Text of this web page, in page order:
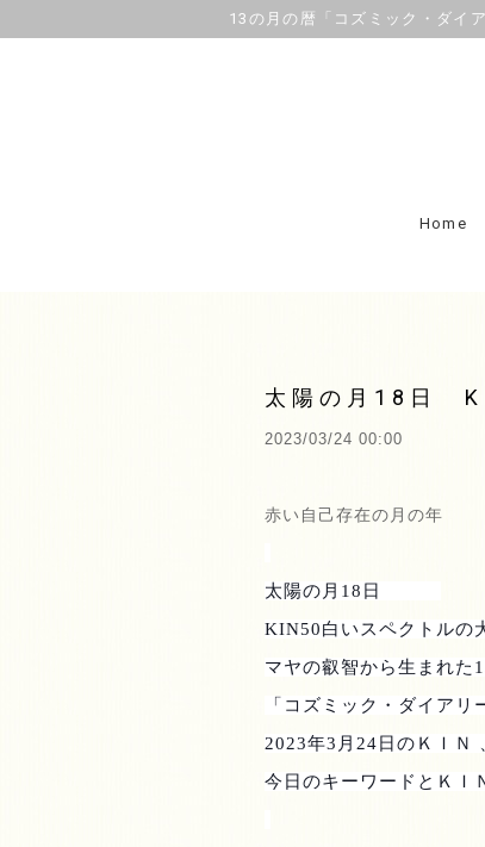
13の月の暦「コズミック・ダイ
Home
太陽の月18日
2023/03/24 00:00
赤い自己存在の月の年
太陽の月 18 日
KIN50白いスペクトルの
マヤの叡智から生まれた
「コズミック・ダイアリ
2023年3 月 24 日のＫＩＮ
今日のキーワードとＫＩ